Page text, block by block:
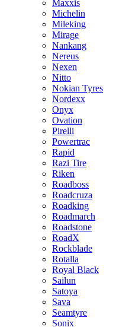
Maxxis
Michelin
Mileking
Mirage
Nankang
Nereus
Nexen
Nitto
Nokian Tyres
Nordexx
Onyx
Ovation
Pirelli
Powertrac
Rapid
Razi Tire
Riken
Roadboss
Roadcruza
Roadking
Roadmarch
Roadstone
RoadX
Rockblade
Rotalla
Royal Black
Sailun
Satoya
Sava
Seamtyre
Sonix